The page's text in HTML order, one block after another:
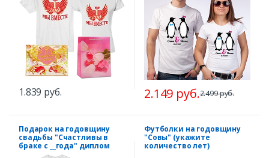
1.839 руб. 2.149 руб.2.499 руб.
Подарок на годовщину
свадьбы "Счастливы в
браке с __года" диплом
Футболки на годовщину
"Совы" (укажите
количество лет)